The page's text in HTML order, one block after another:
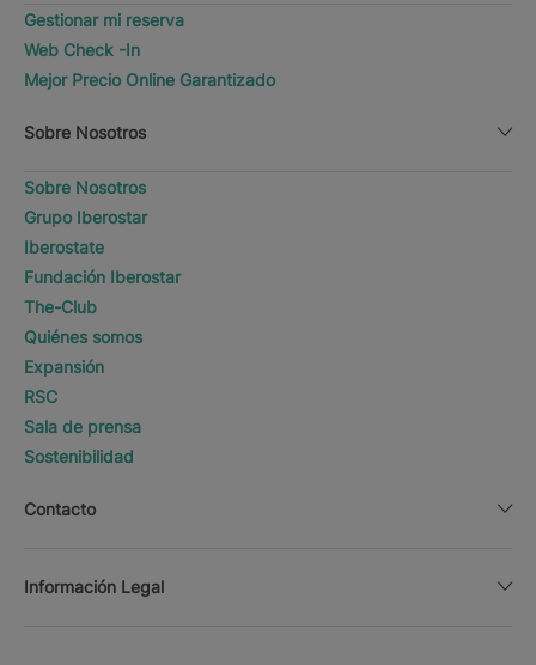
Gestionar mi reserva
Web Check -In
Mejor Precio Online Garantizado
Sobre Nosotros
Sobre Nosotros
Grupo Iberostar
Iberostate
Fundación Iberostar
The-Club
Quiénes somos
Expansión
RSC
Sala de prensa
Sostenibilidad
Contacto
Información Legal